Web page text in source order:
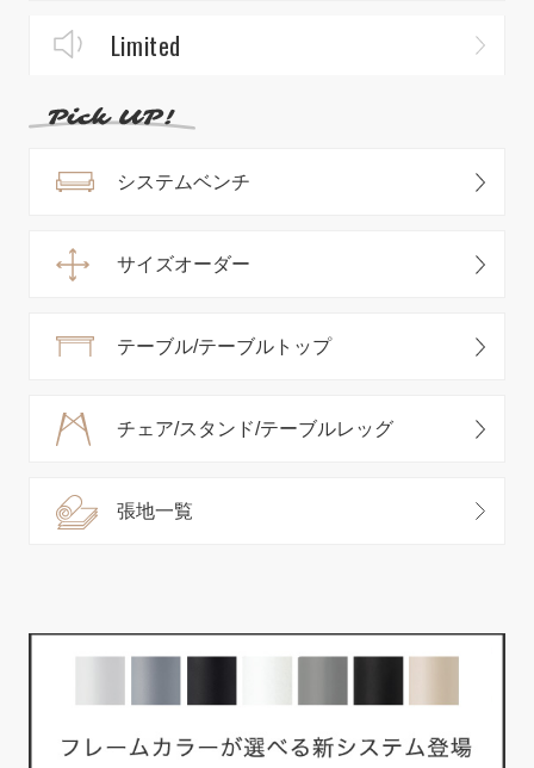
Limited
システムベンチ
サイズオーダー
テーブル/テーブルトップ
チェア/スタンド/テーブルレッグ
張地一覧